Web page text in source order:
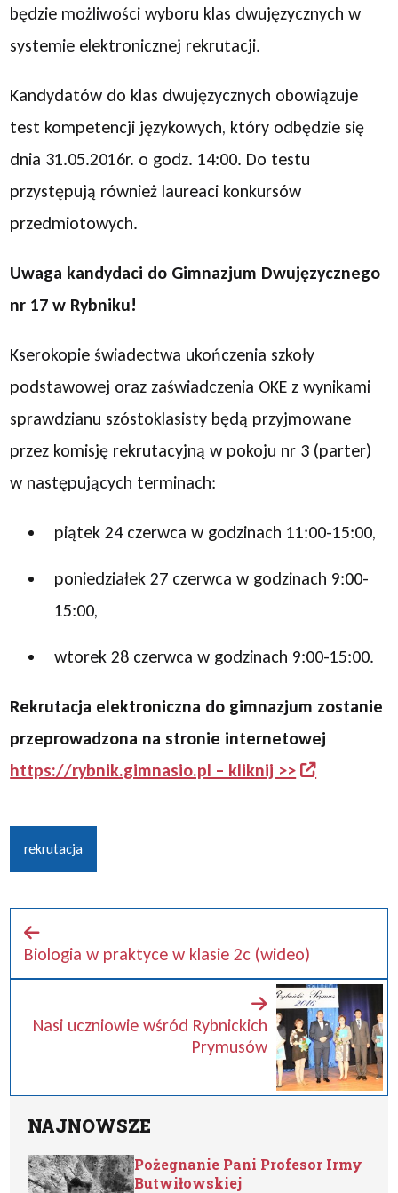
będzie możliwości wyboru klas dwujęzycznych w
systemie elektronicznej rekrutacji.
Kandydatów do klas dwujęzycznych obowiązuje
test kompetencji językowych, który odbędzie się
dnia 31.05.2016r. o godz. 14:00. Do testu
przystępują również laureaci konkursów
przedmiotowych.
Uwaga kandydaci do Gimnazjum Dwujęzycznego
nr 17 w Rybniku!
Kserokopie świadectwa ukończenia szkoły
podstawowej oraz zaświadczenia OKE z wynikami
sprawdzianu szóstoklasisty będą przyjmowane
przez komisję rekrutacyjną w pokoju nr 3 (parter)
w następujących terminach:
piątek 24 czerwca w godzinach 11:00-15:00,
poniedziałek 27 czerwca w godzinach 9:00-
15:00,
wtorek 28 czerwca w godzinach 9:00-15:00.
Rekrutacja elektroniczna do gimnazjum zostanie
przeprowadzona na stronie internetowej
https://rybnik.gimnasio.pl – kliknij >>
rekrutacja
Biologia w praktyce w klasie 2c (wideo)
Nasi uczniowie wśród Rybnickich
Prymusów
NAJNOWSZE
Pożegnanie Pani Profesor Irmy
Butwiłowskiej